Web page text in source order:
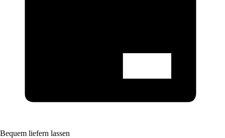
Bequem liefern lassen